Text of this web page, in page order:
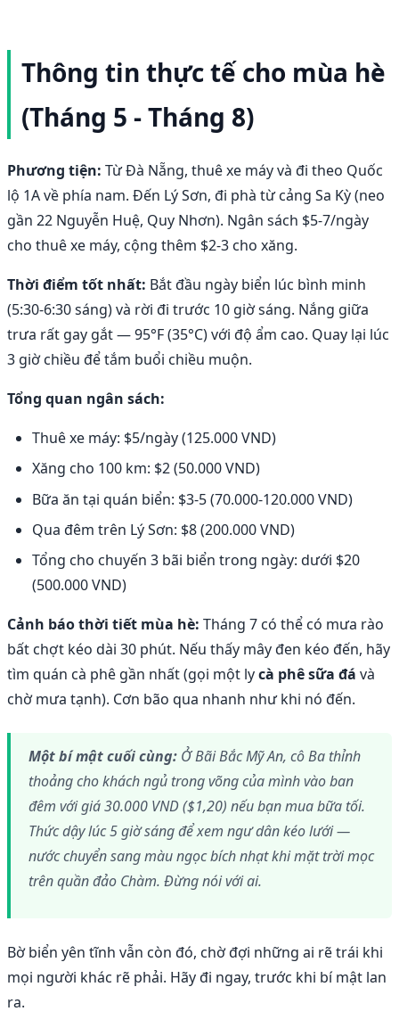
Thông tin thực tế cho mùa hè
(Tháng 5 - Tháng 8)
Phương tiện: Từ Đà Nẵng, thuê xe máy và đi theo Quốc
lộ 1A về phía nam. Đến Lý Sơn, đi phà từ cảng Sa Kỳ (neo
gần 22 Nguyễn Huệ, Quy Nhơn). Ngân sách $5-7/ngày
cho thuê xe máy, cộng thêm $2-3 cho xăng.
Thời điểm tốt nhất: Bắt đầu ngày biển lúc bình minh
(5:30-6:30 sáng) và rời đi trước 10 giờ sáng. Nắng giữa
trưa rất gay gắt — 95°F (35°C) với độ ẩm cao. Quay lại lúc
3 giờ chiều để tắm buổi chiều muộn.
Tổng quan ngân sách:
Thuê xe máy: $5/ngày (125.000 VND)
Xăng cho 100 km: $2 (50.000 VND)
Bữa ăn tại quán biển: $3-5 (70.000-120.000 VND)
Qua đêm trên Lý Sơn: $8 (200.000 VND)
Tổng cho chuyến 3 bãi biển trong ngày: dưới $20
(500.000 VND)
Cảnh báo thời tiết mùa hè: Tháng 7 có thể có mưa rào
bất chợt kéo dài 30 phút. Nếu thấy mây đen kéo đến, hãy
tìm quán cà phê gần nhất (gọi một lycà phê sữa đá và
chờ mưa tạnh). Cơn bão qua nhanh như khi nó đến.
Một bí mật cuối cùng: Ở Bãi Bắc Mỹ An, cô Ba thỉnh
thoảng cho khách ngủ trong võng của mình vào ban
đêm với giá 30.000 VND ($1,20) nếu bạn mua bữa tối.
Thức dậy lúc 5 giờ sáng để xem ngư dân kéo lưới —
nước chuyển sang màu ngọc bích nhạt khi mặt trời mọc
trên quần đảo Chàm. Đừng nói với ai.
Bờ biển yên tĩnh vẫn còn đó, chờ đợi những ai rẽ trái khi
mọi người khác rẽ phải. Hãy đi ngay, trước khi bí mật lan
ra.